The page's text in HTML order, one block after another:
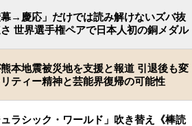
→慶応」だけでは読み解けないズバ抜
世界選手権ペアで日本人初の銅メダル
本地震被災地を支援と報道 引退後も変
ティー精神と芸能界復帰の可能性
ラシック・ワールド」吹き替え《棒読